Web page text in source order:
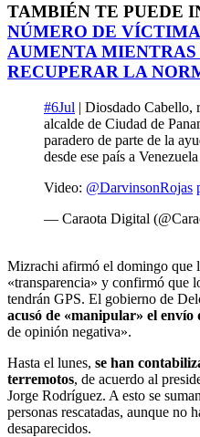
TAMBIÉN TE PUEDE
NÚMERO DE
AUMENTA
RECUPERAR LA
#6Jul | Diosdado Cabello,
alcalde de Ciudad de
paradero de parte de la
desde ese país a Venezuela
Video: @DarvinsonRojas
— Caraota Digital
Mizrachi afirmó el domingo que
«transparencia» y confirmó que
tendrán GPS. El gobierno de
acusó de «manipular» el envío
de opinión negativa».
Hasta el lunes, se han
terremotos, de acuerdo al
Jorge Rodríguez. A esto se
personas rescatadas, aunque no
desaparecidos.